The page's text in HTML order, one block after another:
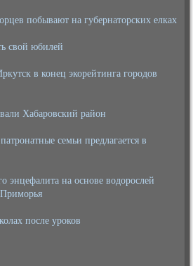
побывают на губернаторских елках
свой юбилей
в конец экорейтинга городов
Хабаровский район
семьи предлагается в
энцефалита на основе водорослей
после уроков